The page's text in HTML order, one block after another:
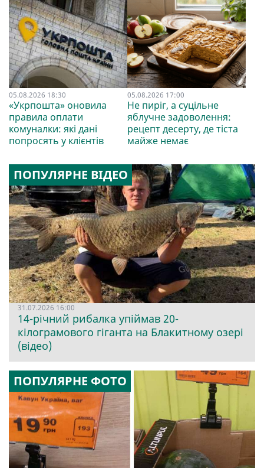
05.08.2026 18:30
«Укрпошта» оновила
правила оплати
комуналки: які дані
попросять у клієнтів
05.08.2026 17:00
Не пиріг, а суцільне
яблучне задоволення:
рецепт десерту, де тіста
майже немає
ПОПУЛЯРНЕ ВІДЕО
31.07.2026 16:00
14-річний рибалка упіймав 20-
кілограмового гіганта на Блакитному озері
(відео)
ПОПУЛЯРНЕ ФОТО